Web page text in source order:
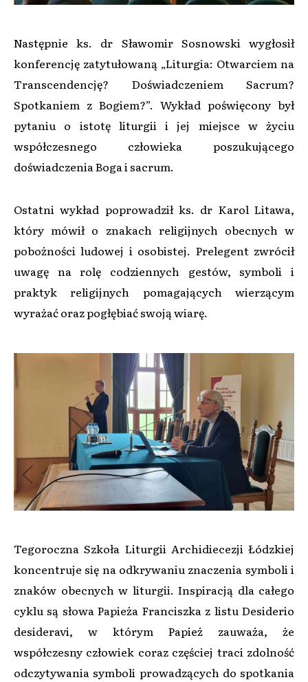
Następnie ks. dr Sławomir Sosnowski wygłosił
konferencję zatytułowaną „Liturgia: Otwarciem na
Transcendencję? Doświadczeniem Sacrum?
Spotkaniem z Bogiem?”. Wykład poświęcony był
pytaniu o istotę liturgii i jej miejsce w życiu
współczesnego człowieka poszukującego
doświadczenia Boga i sacrum.
Ostatni wykład poprowadził ks. dr Karol Litawa,
który mówił o znakach religijnych obecnych w
pobożności ludowej i osobistej. Prelegent zwrócił
uwagę na rolę codziennych gestów, symboli i
praktyk religijnych pomagających wierzącym
wyrażać oraz pogłębiać swoją wiarę.
Tegoroczna Szkoła Liturgii Archidiecezji Łódzkiej
koncentruje się na odkrywaniu znaczenia symboli i
znaków obecnych w liturgii. Inspiracją dla całego
cyklu są słowa Papieża Franciszka z listu Desiderio
desideravi, w którym Papież zauważa, że
współczesny człowiek coraz częściej traci zdolność
odczytywania symboli prowadzących do spotkania